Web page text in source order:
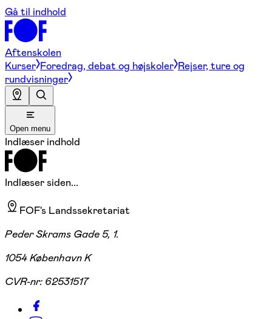
Gå til indhold
Aftenskolen
Kurser Foredrag, debat og højskoler Rejser, ture og
rundvisninger
Open menu
Indlæser indhold
Indlæser siden...
FOF's Landssekretariat
Peder Skrams Gade 5, 1.
1054 København K
CVR-nr: 62531517